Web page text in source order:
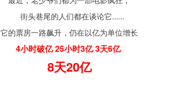
街头巷尾的人们都在谈论它......
它的票房一路飙升，仍在以亿为单位增长
4小时破亿 25小时3亿 3天6亿
8天20亿